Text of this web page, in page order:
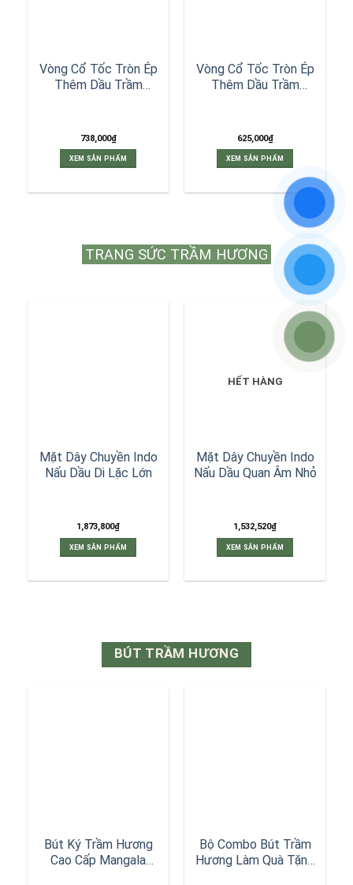
Vòng Cổ Tốc Tròn Ép
Thêm Dầu Trầm
738,000₫
XEM SẢN PHẨM
Vòng Cổ Tốc Tròn Ép
Thêm Dầu Trầm
625,000₫
XEM SẢN PHẨM
TRANG SỨC TRẦM HƯƠNG
Mặt Dây Chuyền Indo
Nấu Dầu Di Lặc Lớn
1,873,800₫
XEM SẢN PHẨM
HẾT HÀNG
Mặt Dây Chuyền Indo
Nấu Dầu Quan Âm Nhỏ
1,532,520₫
XEM SẢN PHẨM
BÚT TRẦM HƯƠNG
Bút Ký Trầm Hương
Cao Cấp Mangala
Bộ Combo Bút Trầm
Hương Làm Quà Tặng